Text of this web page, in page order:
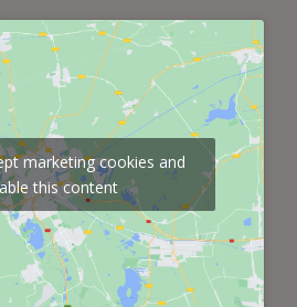
marketing cookies and
this content